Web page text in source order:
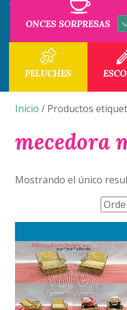
ONCES SORPRESAS
PELUCHES
Inicio / Productos
mecedora
Mostrando el único